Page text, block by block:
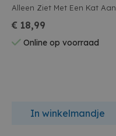
Alleen Ziet Met Een Kat Aan
Je Zijde
€ 18,99
Online op voorraad
In winkelmandje